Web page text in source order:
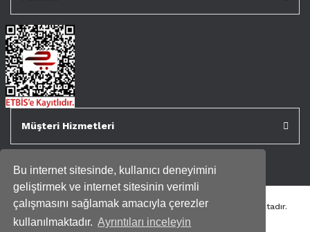
Bu internet sitesinde, kullanıcı deneyimini
geliştirmek ve internet sitesinin verimli
çalışmasını sağlamak amacıyla çerezler
kullanılmaktadır. Ayrıntıları inceleyin
Müşteri Hizmetleri
Tüm kredi kartı bilgileriniz 256bit SSL Sertifikası ile korunmaktadır.
Genispencere.com Tüm Hakları Saklıdır.